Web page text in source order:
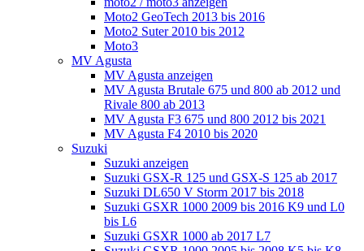
Moto2 GeoTech 2013 bis 2016
Moto2 Suter 2010 bis 2012
Moto3
MV Agusta
MV Agusta anzeigen
MV Agusta Brutale 675 und 800 ab 2012 und
Rivale 800 ab 2013
MV Agusta F3 675 und 800 2012 bis 2021
MV Agusta F4 2010 bis 2020
Suzuki
Suzuki anzeigen
Suzuki GSX-R 125 und GSX-S 125 ab 2017
Suzuki DL650 V Storm 2017 bis 2018
Suzuki GSXR 1000 2009 bis 2016 K9 und L0
bis L6
Suzuki GSXR 1000 ab 2017 L7